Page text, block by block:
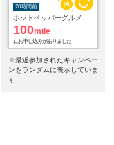
ホットペッパーグルメ
100 mile
にお申し込みがありました
20時間前
電子貸本Renta!
14.0
※最近参加されたキャンペー
ンをランダムに表示していま
す